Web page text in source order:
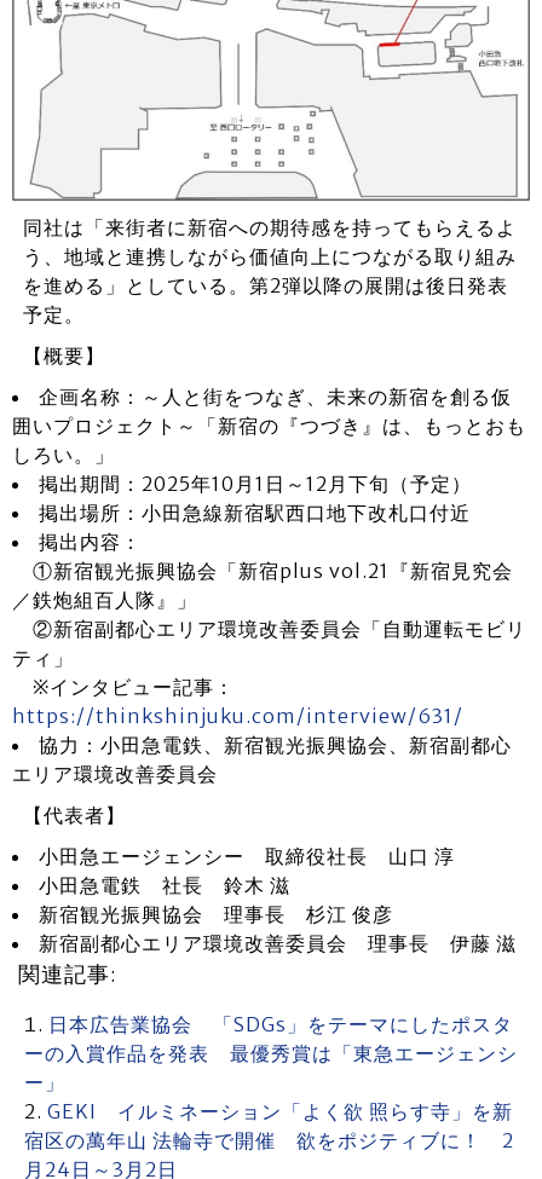
同社は「来街者に新宿への期待感を持ってもらえるよ
う、地域と連携しながら価値向上につながる取り組み
を進める」としている。第2弾以降の展開は後日発表
予定。
【概要】
企画名称：～人と街をつなぎ、未来の新宿を創る仮
囲いプロジェクト～「新宿の『つづき』は、もっとおも
しろい。」
掲出期間：2025年10月1日～12月下旬（予定）
掲出場所：小田急線新宿駅西口地下改札口付近
掲出内容：
①新宿観光振興協会「新宿plus vol.21『新宿見究会
／鉄炮組百人隊』」
②新宿副都心エリア環境改善委員会「自動運転モビリ
ティ」
※インタビュー記事：
https://thinkshinjuku.com/interview/631/
協力：小田急電鉄、新宿観光振興協会、新宿副都心
エリア環境改善委員会
【代表者】
小田急エージェンシー 取締役社長 山口 淳
小田急電鉄 社長 鈴木 滋
新宿観光振興協会 理事長 杉江 俊彦
新宿副都心エリア環境改善委員会 理事長 伊藤 滋
関連記事:
日本広告業協会 「SDGs」をテーマにしたポスタ
ーの入賞作品を発表 最優秀賞は「東急エージェンシ
ー」
GEKI イルミネーション「よく欲 照らす寺」を新
宿区の萬年山 法輪寺で開催 欲をポジティブに！ 2
月24日～3月2日